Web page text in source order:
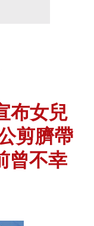
布女兒
剪臍帶
曾不幸